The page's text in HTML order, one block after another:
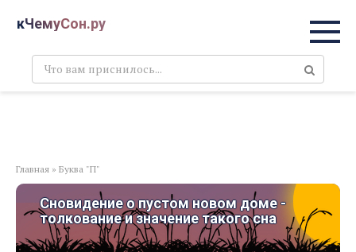
кЧемуСон.ру
Поиск:
Главная » Буква "П"
Сновидение о пустом новом доме -
толкование и значение такого сна